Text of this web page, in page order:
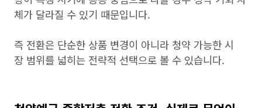
체가 달라질 수 있기 때문입니다.
즉 전환은 단순한 상품 변경이 아니라 청약 가능한 시
장 범위를 넓히는 전략적 선택으로 볼 수 있습니다.